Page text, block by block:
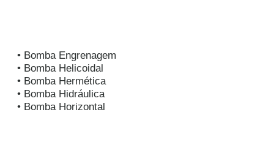
• Bomba Engrenagem
• Bomba Helicoidal
• Bomba Hermética
• Bomba Hidráulica
• Bomba Horizontal